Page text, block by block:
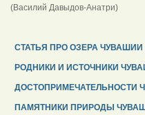
(Василий Давыдов-Анатри)
СТАТЬЯ ПРО ОЗЕРА ЧУВАШИИ
РОДНИКИ И ИСТОЧНИКИ
ДОСТОПРИМЕЧАТЕЛЬНОСТИ
ПАМЯТНИКИ ПРИРОДЫ